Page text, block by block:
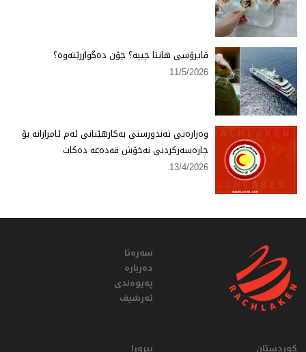
ڤایرۆسی هانتا چییە؟ چۆن دەگوازرێتەوە؟
11/5/2026
وەزارەتی تەندورستی بەكارهێنانی ئەم ئامرازانە بۆ
چارەسەركردنی نەخۆش قەدەغە دەكات
13/4/2026
سەرەتا
دەربارە
پەیوەندی
ئەرشیف
کوردستان بیروڕا